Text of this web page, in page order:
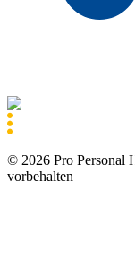
© 2026 Pro Personal
vorbehalten